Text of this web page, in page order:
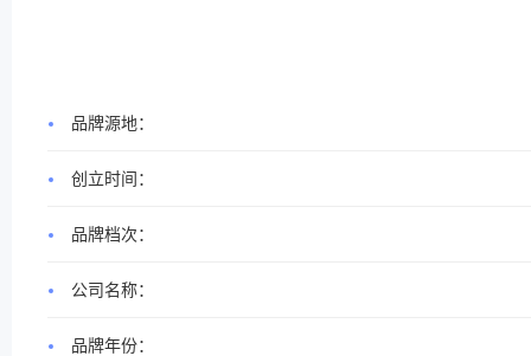
品牌源地：
创立时间：
品牌档次：
公司名称：
品牌年份：